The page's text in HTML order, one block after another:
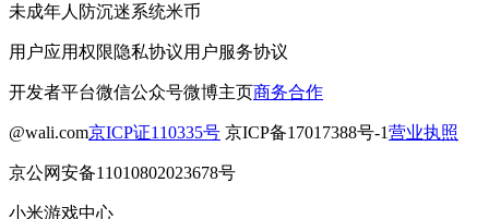
未成年人防沉迷系统米币
用户应用权限隐私协议用户服务协议
开发者平台微信公众号微博主页商务合作
@wali.com京ICP证110335号 京ICP备17017388号-1营业执照
京公网安备11010802023678号
小米游戏中心